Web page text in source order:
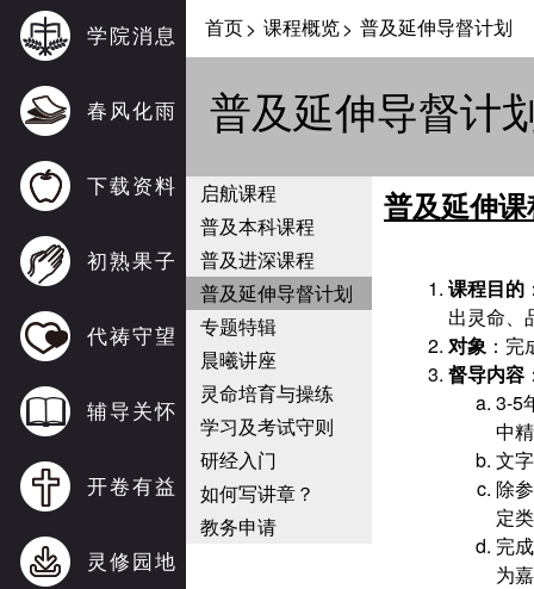
学院消息
春风化雨
下载资料
初熟果子
代祷守望
辅导关怀
开卷有益
灵修园地
首页> 课程概览> 普及延伸导督计划
普及延伸导督计
启航课程
普及本科课程
普及进深课程
普及延伸导督计划
专题特辑
晨曦讲座
灵命培育与操练
学习及考试守则
研经入门
如何写讲章？
教务申请
普及延伸
课程目的
出灵命、
对象 ：
督导内容
3-5
中
文
除
定
完
为